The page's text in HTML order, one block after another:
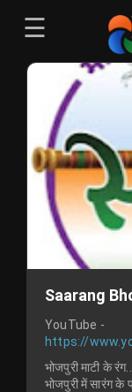
Sign in
Menu
Sign-in
Register
☰
Saarang
YouTube -
https://
भोजपुरी माटी के
भोजपुरी में सारंग के